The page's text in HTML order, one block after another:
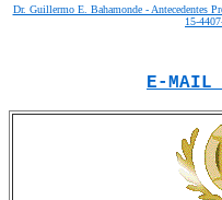
Dr. Guillermo E. Bahamonde - Antecedentes
15-
E-MAIL